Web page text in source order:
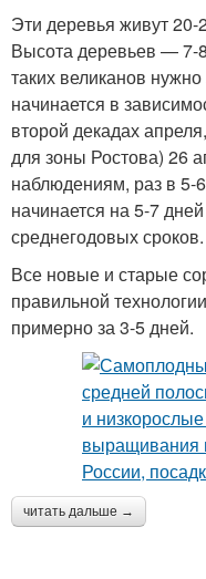
Эти деревья живут
Высота деревьев — 7-
таких великанов
начинается в
второй декадах
для зоны Ростова) 26
наблюдениям, раз в 5-
начинается на 5-7
среднегодовых сроков.
Все новые и старые
правильной
примерно за 3-5 дней.
читать дальше →